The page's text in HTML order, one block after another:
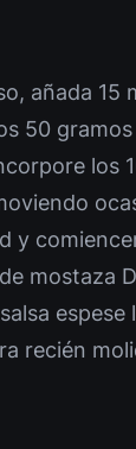
añada 15
50
los
y
mostaza
espese
recién